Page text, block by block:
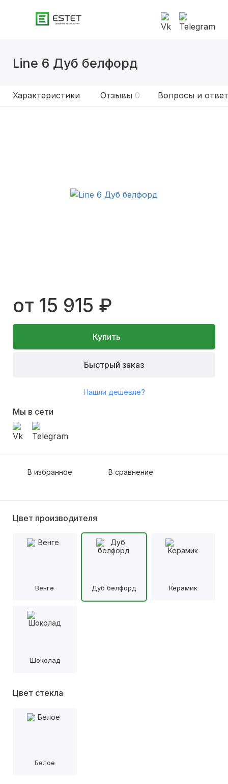
Line 6 Дуб белфорд
Характеристики Отзывы 0 Вопросы и
от 15 915 ₽
Купить
Быстрый заказ
Нашли дешевле?
Мы в сети
В избранное В сравнение
Цвет производителя
Венге Дуб белфорд Керамик
Шоколад
Цвет стекла
Белое